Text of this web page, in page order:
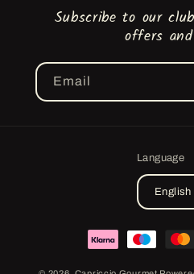
Subscribe to our
offers
Email
Language
English
Payment
methods